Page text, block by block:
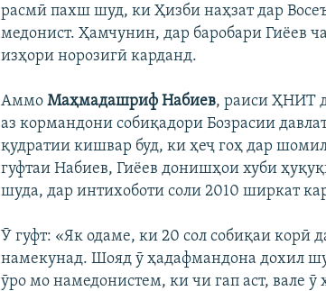
расмӣ пахш шуд, ки Ҳизби наҳзат дар
медонист. Ҳамчунин, дар баробари Гиёев
изҳори норозигӣ карданд.
АммоМаҳмадашриф Набиев, раиси ҲНИТ
аз кормандони собиқадори Бозрасии
қудратии кишвар буд, ки ҳеҷ гоҳ дар
гуфтаи Набиев, Гиёев донишҳои хуби
шуда, дар интихоботи соли 2010 ширкат
Ӯ гуфт: «Як одаме, ки 20 сол собиқаи корӣ
намекунад. Шояд ӯ ҳадафмандона дохил
ӯро мо намедонистем, ки чи гап аст, вале ӯ